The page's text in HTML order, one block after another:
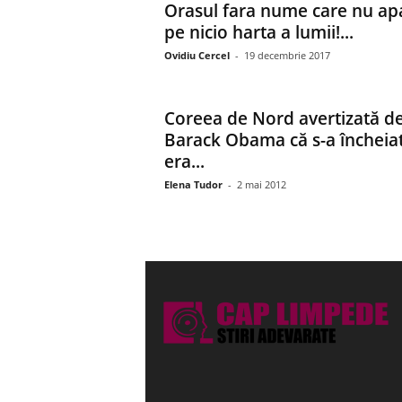
Orasul fara nume care nu
pe nicio harta a lumii!...
Ovidiu Cercel - 19 decembrie 2017
Coreea de Nord avertizată
Barack Obama că s-a
era...
Elena Tudor - 2 mai 2012